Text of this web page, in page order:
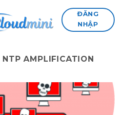
ĐĂNG
NHẬP
NTP AMPLIFICATION